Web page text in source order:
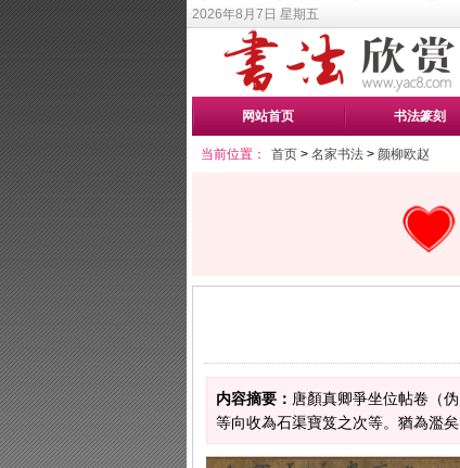
2026年8月7日 星期五
网站首页 书法篆刻
当前位置： 首页 > 名家书法 > 颜柳欧赵
内容摘要： 唐顏真卿爭坐位帖卷（
等向收為石渠寶笈之次等。猶為濫